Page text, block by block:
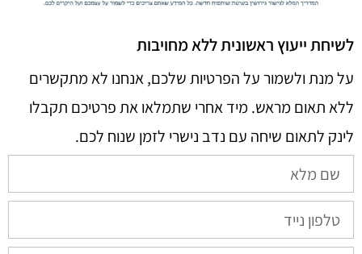
לשיחת ייעוץ ראשונית ללא מחויבות
על מנת ולשמור על הפרטיות שלכם, אנחנו לא מתקשרים
ללא תאום מראש. מיד אחרי שתמלאו את פרטיכם תקבלו
לינק לתאום שיחה עם נדב נישרי לזמן שנוח לכם.​